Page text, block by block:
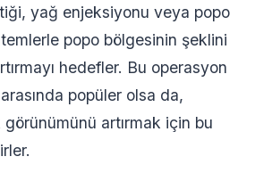
yağ enjeksiyonu veya popo
popo bölgesinin şeklini
hedefler. Bu operasyon
popüler olsa da,
artırmak için bu